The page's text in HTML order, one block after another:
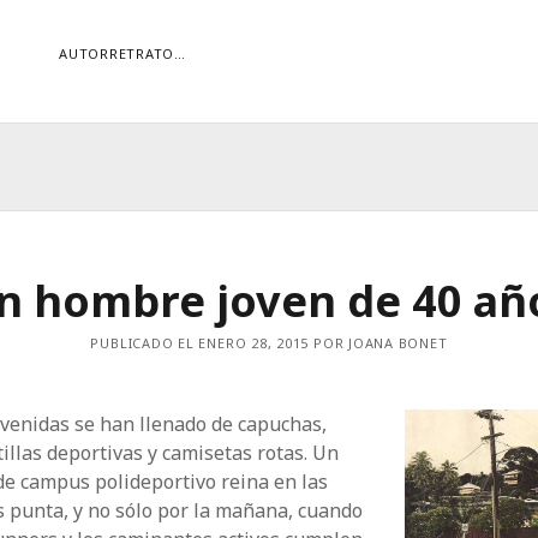
AUTORRETRATO…
hombre joven de 40
PUBLICADO EL ENERO 28, 2015 POR JOANA BONET
se han llenado de capuchas,
deportivas y camisetas rotas. Un
campus polideportivo reina en las
punta, y no sólo por la mañana, cuando